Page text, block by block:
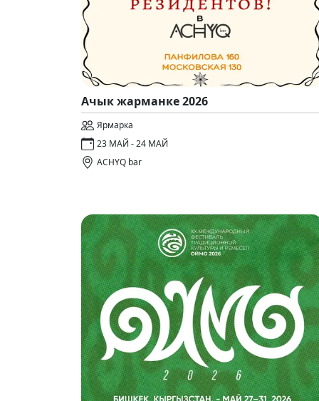
Ачык жарманке 2026
Ярмарка
23 МАЙ - 24 МАЙ
ACHYQ bar